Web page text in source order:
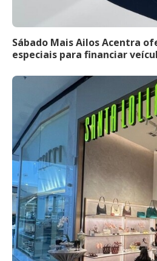
Sábado Mais Ailos Acentra
especiais para financiar